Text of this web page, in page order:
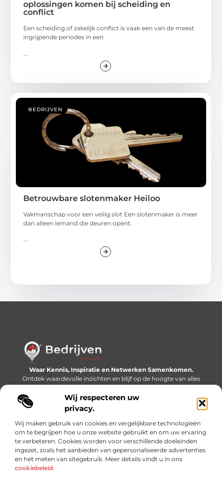
Wij respecteren uw
privacy.
Wij maken gebruik van cookies en vergelijkbare technologieën
om te begrijpen hoe u onze website gebruikt en om uw ervaring
te verbeteren. Cookies worden voor verschillende doeleinden
ingezet, zoals het aanbieden van gepersonaliseerde advertenties
en het meten van sitegebruik. Meer details vindt u in ons
cookiebeleid.
oplossingen komen bij scheiding en
conflict
Een scheiding of zakelijk conflict is vaak een van de meest
ingrijpende periodes in een
BEDRIJVEN
Betrouwbare slotenmaker Heiloo
Vakmanschap voor een veilig slot Een slotenmaker is meer
dan alleen iemand die deuren opent.
Waar Kennis, Inspiratie en Netwerken Samenkomen.
Ontdek waardevolle inzichten en blijf op de hoogte van alles
wat er speelt in de wereld.
Bericht categorie
Onze informatie